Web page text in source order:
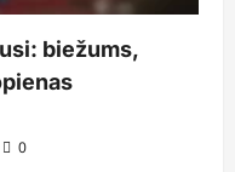
biežums,
0